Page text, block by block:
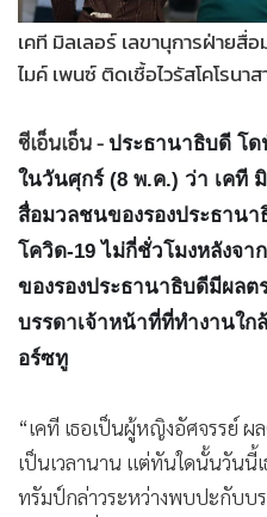
Infographic
• การเมือง
• ท่องเที่ยว
• กีฬา
•
ต่างประเทศ
•
Special Scoop
•
เศรษฐกิจ-ธุรกิจ
• ชุมชน-คุณภาพชีวิต
• อาชญากรรม
• เกม
• วิทยาศาสตร์
• SMEs
เคที มิลเลอร์ เลขานุการฝ่าย
ไมค์ เพนซ์ ติดเชื้อไวรัสโคโรนา
ซีเอ็นเอ็น - ประธานาธิบดี โ
ในวันศุกร์ (8 พ.ค.) ว่า เคที
สื่อมวลชนของรองประธาน
โควิด-19 ไม่กี่ชั่วโมงหลังจ
ของรองประธานาธิบดีมีผลต
บรรดาเจ้าหน้าที่ที่ทำงานใก
อร์ซทู
“เคที เธอเป็นผู้หญิงอัศจรรย์ ผ
เป็นเวลานาน แต่ทันใดนั้นวันนี้
ทรัมป์กล่าวระหว่างพบปะกับบ